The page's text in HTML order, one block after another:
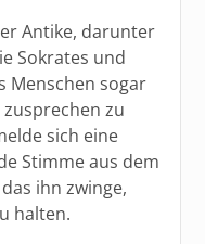
Antike, darunter
Sokrates und
Menschen sogar
zu
sich eine
Stimme aus dem
ihn zwinge,
halten.